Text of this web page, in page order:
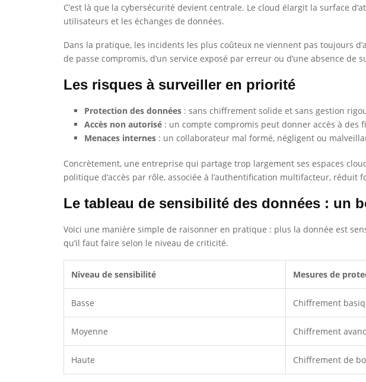
C’est là que la cybersécurité devient centrale. Le cloud élargit la surface
utilisateurs et les échanges de données.
Dans la pratique, les incidents les plus coûteux ne viennent pas toujours
de passe compromis, d’un service exposé par erreur ou d’une absence
Les risques à surveiller en priorité
Protection des données : sans chiffrement solide et sans gestion
Accès non autorisé : un compte compromis peut donner accès à
Menaces internes : un collaborateur mal formé, négligent ou
Concrètement, une entreprise qui partage trop largement ses espaces
politique d’accès par rôle, associée à l’authentification multifacteur, réduit
Le tableau de sensibilité des données : un
Voici une manière simple de raisonner en pratique : plus la donnée est
qu’il faut faire selon le niveau de criticité.
Niveau de sensibilité Mesures de
Basse Chiffrement
Moyenne Chiffrement
Haute Chiffrement de